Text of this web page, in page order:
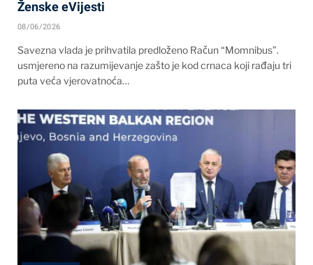
Ženske eVijesti
08/06/2026
Savezna vlada je prihvatila predloženo Račun “Momnibus”.
usmjereno na razumijevanje zašto je kod crnaca koji rađaju tri
puta veća vjerovatnoća…